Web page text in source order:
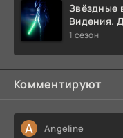
Звёздные
Видения.
(2026)
1 сезон
Комментируют
A Angeline